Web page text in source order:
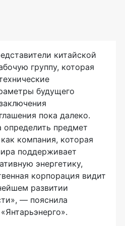
китайской
группу, которая
будущего
пока далеко.
предмет
компания, которая
поддерживает
энергетику,
корпорация видит
развитии
— пояснила
.